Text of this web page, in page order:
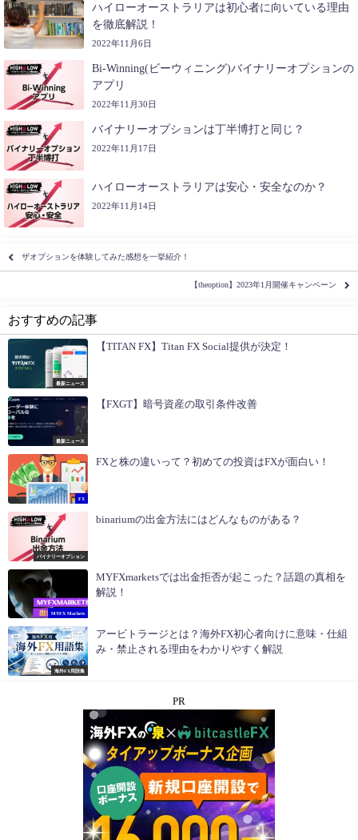
ハイローオーストラリアは初心者に向いている理由
を徹底解説！
2022年11月6日
Bi-Winning(ビーウィニング)バイナリーオプションの
アプリ
2022年11月30日
バイナリーオプションは丁半博打と同じ？
2022年11月17日
ハイローオーストラリアは安心・安全なのか？
2022年11月14日
ザオプションを体験してみた感想を一挙紹介！
【theoption】2023年1月開催キャンペーン
おすすめの記事
最新ニュース
【TITAN FX】Titan FX Social提供が決定！
最新ニュース
【FXGT】暗号資産の取引条件改善
FX
FXと株の違いって？初めての投資はFXが面白い！
バイナリーオプション
binariumの出金方法にはどんなものがある？
MYFX Markets
MYFXmarketsでは出金拒否が起こった？話題の真相を
解説！
海外FX用語集
アービトラージとは？海外FX初心者向けに意味・仕組
み・禁止される理由をわかりやすく解説
PR